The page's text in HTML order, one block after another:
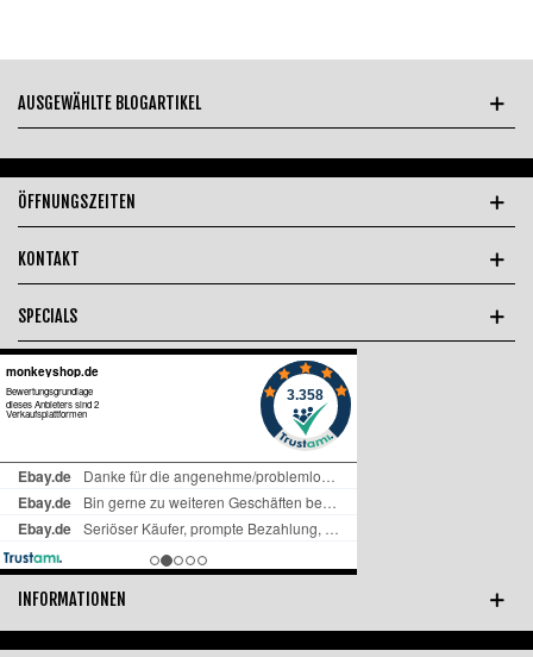
AUSGEWÄHLTE BLOGARTIKEL
ÖFFNUNGSZEITEN
KONTAKT
SPECIALS
INFORMATIONEN